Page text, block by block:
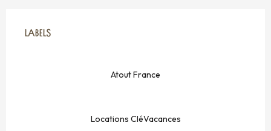
LABELS
LABELS
Atout France
Locations CléVacances